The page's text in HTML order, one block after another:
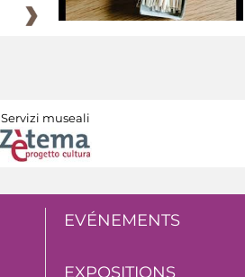
Servizi museali
EVÉNEMENTS
EXPOSITIONS